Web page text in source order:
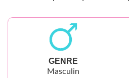
GENRE
Masculin